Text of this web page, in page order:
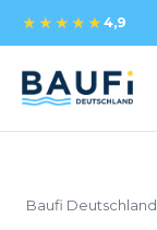
★★★★★ 4,9
Baufi Deutschland